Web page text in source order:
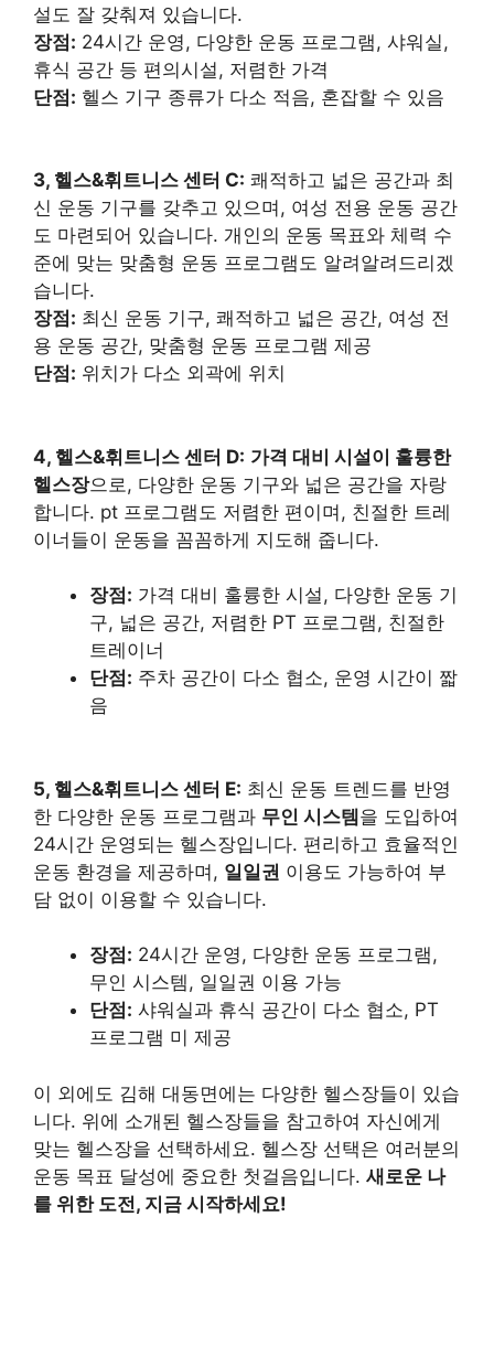
설도 잘 갖춰져 있습니다.
장점: 24시간 운영, 다양한 운동 프로그램, 샤워실,
휴식 공간 등 편의시설, 저렴한 가격
단점: 헬스 기구 종류가 다소 적음, 혼잡할 수 있음
3, 헬스&휘트니스 센터 C: 쾌적하고 넓은 공간과 최
신 운동 기구를 갖추고 있으며, 여성 전용 운동 공간
도 마련되어 있습니다. 개인의 운동 목표와 체력 수
준에 맞는 맞춤형 운동 프로그램도 알려알려드리겠
습니다.
장점: 최신 운동 기구, 쾌적하고 넓은 공간, 여성 전
용 운동 공간, 맞춤형 운동 프로그램 제공
단점: 위치가 다소 외곽에 위치
4, 헬스&휘트니스 센터 D: 가격 대비 시설이 훌륭한
헬스장으로, 다양한 운동 기구와 넓은 공간을 자랑
합니다. pt 프로그램도 저렴한 편이며, 친절한 트레
이너들이 운동을 꼼꼼하게 지도해 줍니다.
장점: 가격 대비 훌륭한 시설, 다양한 운동 기
구, 넓은 공간, 저렴한 PT 프로그램, 친절한
트레이너
단점: 주차 공간이 다소 협소, 운영 시간이 짧
음
5, 헬스&휘트니스 센터 E: 최신 운동 트렌드를 반영
한 다양한 운동 프로그램과 무인 시스템을 도입하여
24시간 운영되는 헬스장입니다. 편리하고 효율적인
운동 환경을 제공하며, 일일권 이용도 가능하여 부
담 없이 이용할 수 있습니다.
장점: 24시간 운영, 다양한 운동 프로그램,
무인 시스템, 일일권 이용 가능
단점: 샤워실과 휴식 공간이 다소 협소, PT
프로그램 미 제공
이 외에도 김해 대동면에는 다양한 헬스장들이 있습
니다. 위에 소개된 헬스장들을 참고하여 자신에게
맞는 헬스장을 선택하세요. 헬스장 선택은 여러분의
운동 목표 달성에 중요한 첫걸음입니다. 새로운 나
를 위한 도전, 지금 시작하세요!